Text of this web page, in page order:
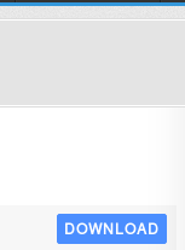
DOWNLOAD